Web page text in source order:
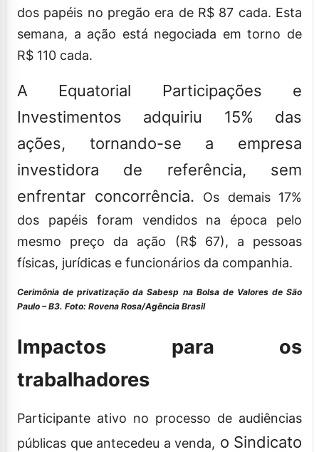
dos papéis no pregão era de R$ 87 cada. Esta
semana, a ação está negociada em torno de
R$ 110 cada.
A Equatorial Participações e
Investimentos adquiriu 15% das
ações, tornando-se a empresa
investidora de referência, sem
enfrentar concorrência.
Os demais 17%
dos papéis foram vendidos na época pelo
mesmo preço da ação (R$ 67), a pessoas
físicas, jurídicas e funcionários da companhia.
Cerimônia de privatização da Sabesp na Bolsa de Valores de São
Paulo – B3. Foto: Rovena Rosa/Agência Brasil
Impactos para os
trabalhadores
Participante ativo no processo de audiências
públicas que antecedeu a venda, o Sindicato